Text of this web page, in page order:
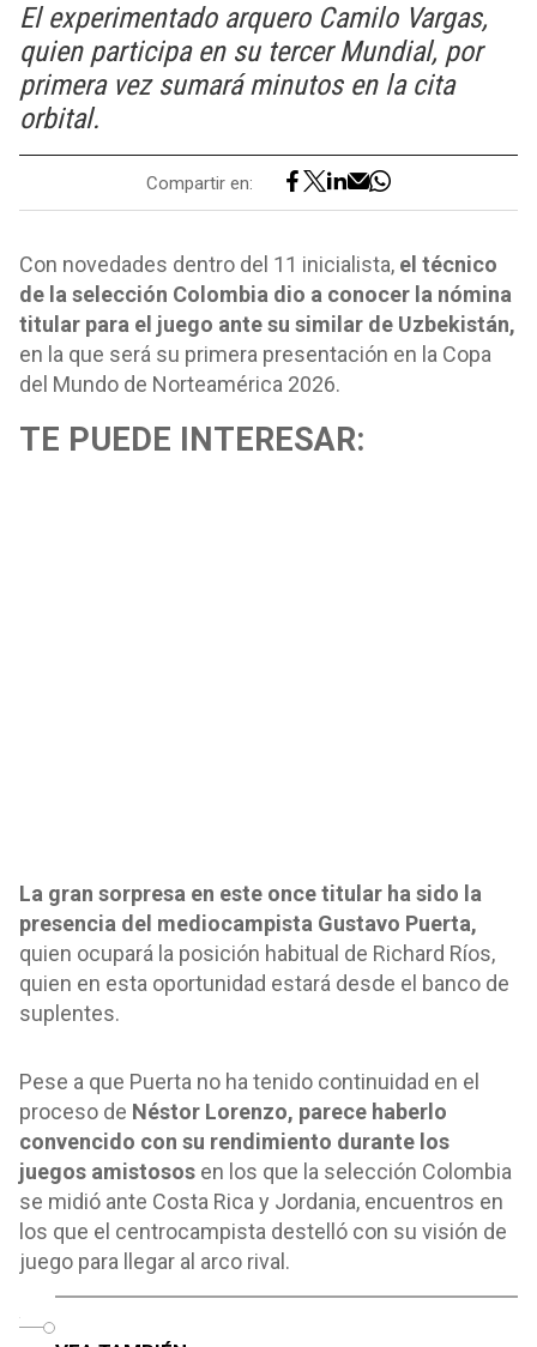
El experimentado arquero Camilo Vargas,
quien participa en su tercer Mundial, por
primera vez sumará minutos en la cita
orbital.
Compartir en:
Con novedades dentro del 11 inicialista, el técnico
de la selección Colombia dio a conocer la nómina
titular para el juego ante su similar de Uzbekistán,
en la que será su primera presentación en la Copa
del Mundo de Norteamérica 2026.
TE PUEDE INTERESAR:
La gran sorpresa en este once titular ha sido la
presencia del mediocampista Gustavo Puerta,
quien ocupará la posición habitual de Richard Ríos,
quien en esta oportunidad estará desde el banco de
suplentes.
Pese a que Puerta no ha tenido continuidad en el
proceso de Néstor Lorenzo, parece haberlo
convencido con su rendimiento durante los
juegos amistosos en los que la selección Colombia
se midió ante Costa Rica y Jordania, encuentros en
los que el centrocampista destelló con su visión de
juego para llegar al arco rival.